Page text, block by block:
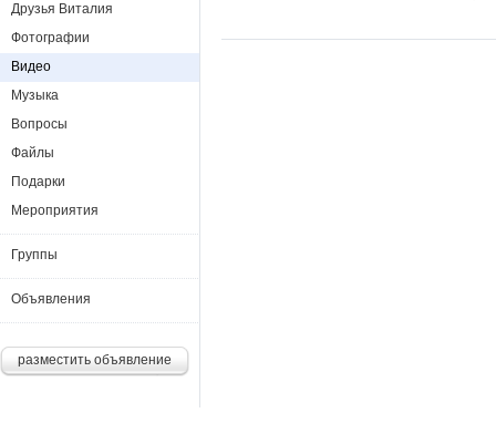
Друзья Виталия
Фотографии
Видео
Музыка
Вопросы
Файлы
Подарки
Мероприятия
Группы
Объявления
разместить объявление